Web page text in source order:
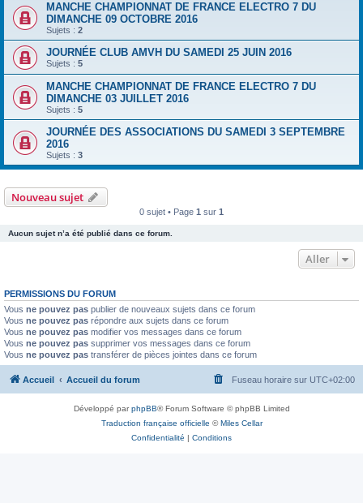
MANCHE CHAMPIONNAT DE FRANCE ELECTRO 7 DU
DIMANCHE 09 OCTOBRE 2016
Sujets : 2
JOURNÉE CLUB AMVH DU SAMEDI 25 JUIN 2016
Sujets : 5
MANCHE CHAMPIONNAT DE FRANCE ELECTRO 7 DU
DIMANCHE 03 JUILLET 2016
Sujets : 5
JOURNÉE DES ASSOCIATIONS DU SAMEDI 3 SEPTEMBRE
2016
Sujets : 3
Nouveau sujet
0 sujet • Page 1 sur 1
Aucun sujet n’a été publié dans ce forum.
Aller
PERMISSIONS DU FORUM
Vous ne pouvez pas publier de nouveaux sujets dans ce forum
Vous ne pouvez pas répondre aux sujets dans ce forum
Vous ne pouvez pas modifier vos messages dans ce forum
Vous ne pouvez pas supprimer vos messages dans ce forum
Vous ne pouvez pas transférer de pièces jointes dans ce forum
Accueil Accueil du forum Fuseau horaire sur UTC+02:00
Développé parphpBB® Forum Software © phpBB Limited
Traduction française officielle ©Miles Cellar
Confidentialité | Conditions